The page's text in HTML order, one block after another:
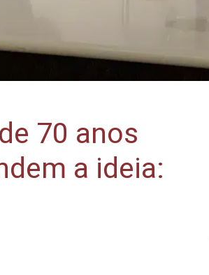
70 anos
a ideia: